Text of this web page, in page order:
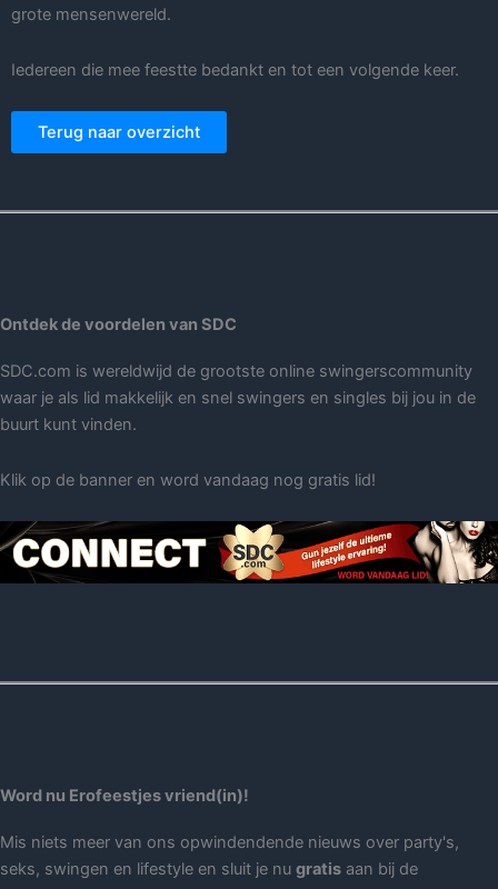
grote mensenwereld.
Iedereen die mee feestte bedankt en tot een volgende keer.
Terug naar overzicht
Ontdek de voordelen van SDC
SDC.com is wereldwijd de grootste online swingerscommunity
waar je als lid makkelijk en snel swingers en singles bij jou in de
buurt kunt vinden.
Klik op de banner en word vandaag nog gratis lid!
Word nu Erofeestjes vriend(in)!
Mis niets meer van ons opwindendende nieuws over party's,
seks, swingen en lifestyle en sluit je nu gratis aan bij de